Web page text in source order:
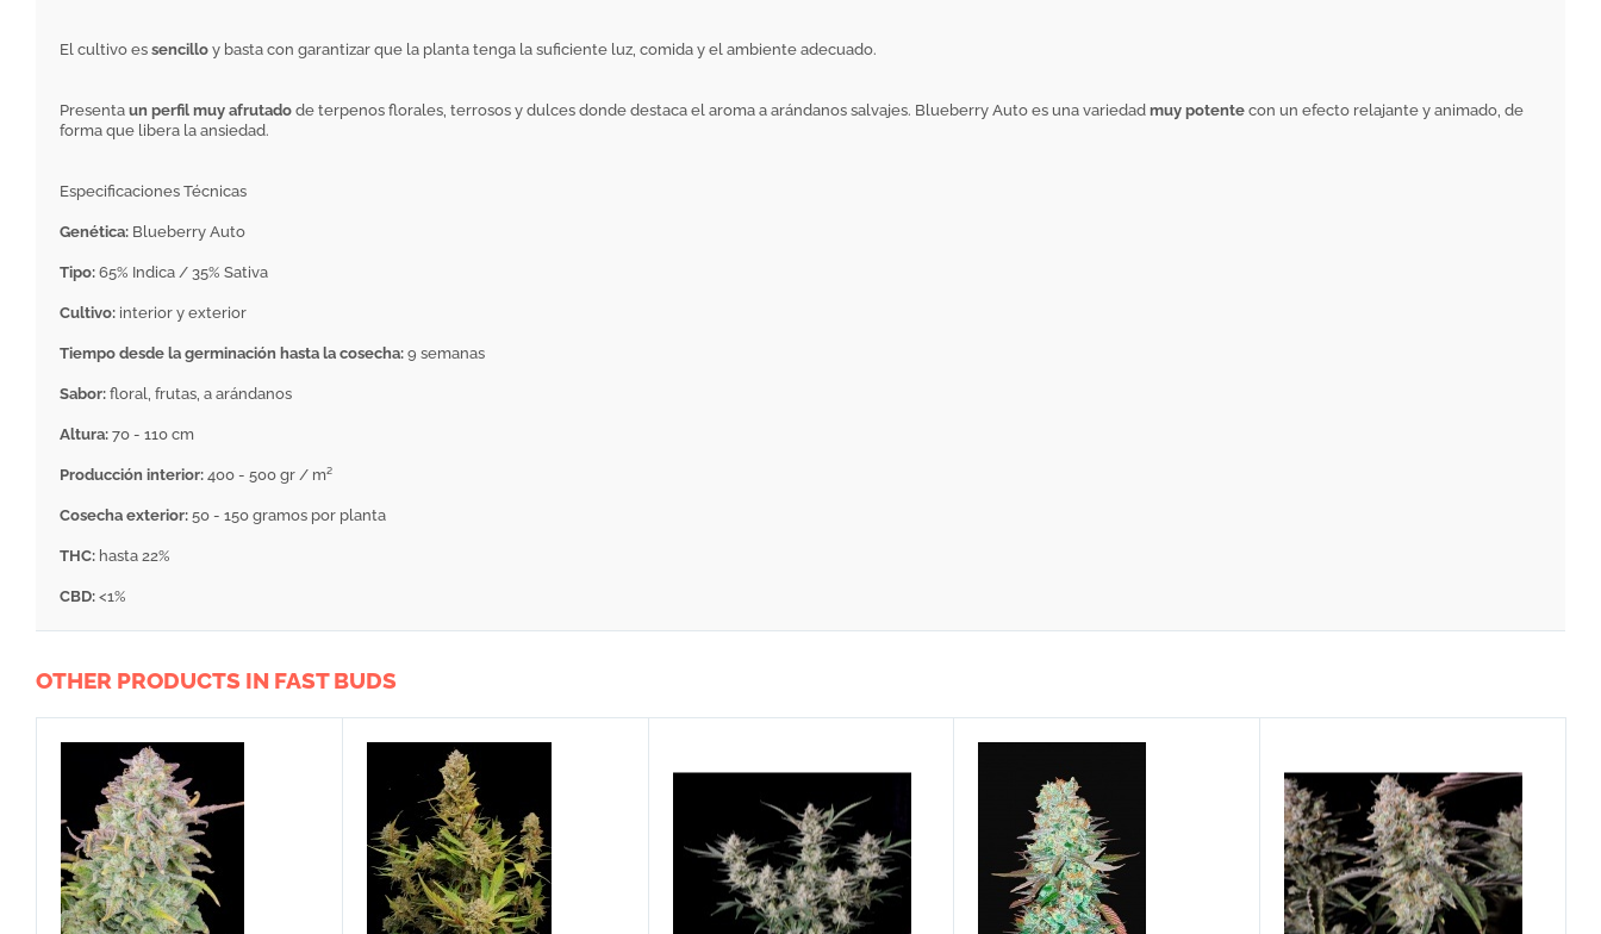
El cultivo es sencillo y basta con garantizar que la planta tenga la suficiente luz, comida y el ambiente adecuado.
Presenta un perfil muy afrutado de terpenos florales, terrosos y dulces donde destaca el aroma a arándanos salvajes. Blueberry Auto es una variedad muy potente con un efecto relajante y animado, de
forma que libera la ansiedad.
Especificaciones Técnicas
Genética: Blueberry Auto
Tipo: 65% Indica / 35% Sativa
Cultivo: interior y exterior
Tiempo desde la germinación hasta la cosecha: 9 semanas
Sabor: floral, frutas, a arándanos
Altura: 70 - 110 cm
Producción interior: 400 - 500 gr / m²
Cosecha exterior: 50 - 150 gramos por planta
THC: hasta 22%
CBD: <1%
OTHER PRODUCTS IN FAST BUDS